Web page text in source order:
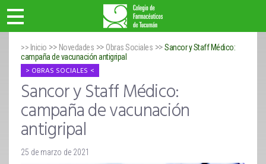
>> Inicio >> Novedades >> Obras Sociales >>Sancor y Staff Médico:
campaña de vacunación antigripal
OBRAS SOCIALES
Sancor y Staff Médico:
campaña de vacunación
antigripal
25 de marzo de 2021